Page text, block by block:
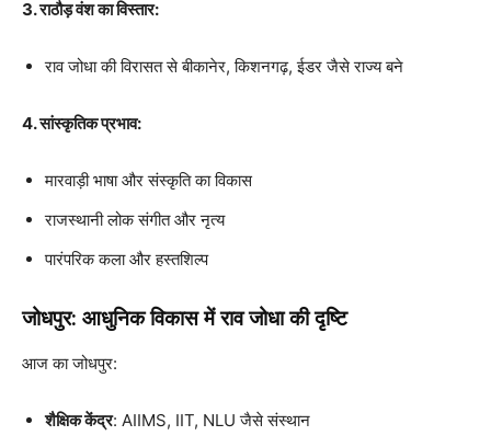
3. राठौड़ वंश का विस्तार:
राव जोधा की विरासत से बीकानेर, किशनगढ़, ईडर जैसे राज्य बने
4. सांस्कृतिक प्रभाव:
मारवाड़ी भाषा और संस्कृति का विकास
राजस्थानी लोक संगीत और नृत्य
पारंपरिक कला और हस्तशिल्प
जोधपुर: आधुनिक विकास में राव जोधा की दृष्टि
आज का जोधपुर:
शैक्षिक केंद्र: AIIMS, IIT, NLU जैसे संस्थान